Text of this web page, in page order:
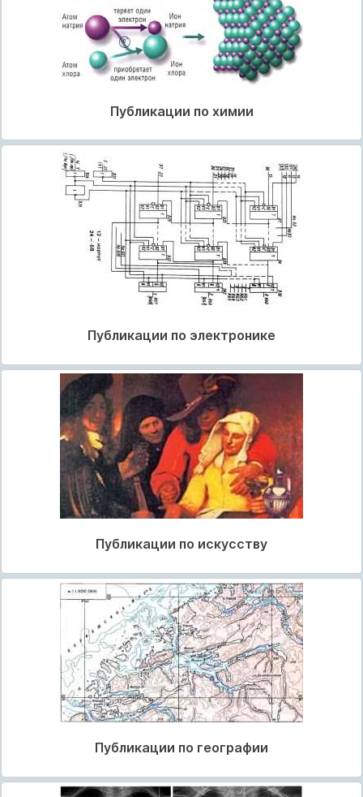
Публикации по химии
Публикации по электронике
Публикации по искусству
Публикации по географии